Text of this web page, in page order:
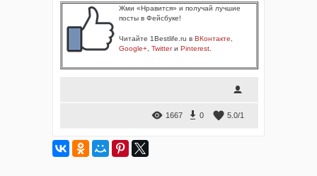
Жми «Нравится» и получай лучшие
посты в Фейсбуке!
Читайте 1Bestlife.ru в ВКонтакте
Google+ Twitterи Pinterest
1667 0 5.0/1